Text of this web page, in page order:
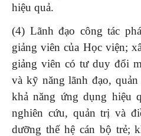
hiệu quả.
(4) Lãnh đạo công tác
giảng viên của Học viện;
giảng viên có tư duy đổi
và kỹ năng lãnh đạo,
khả năng ứng dụng hiệu
nghiên cứu, quản trị và
dưỡng thế hệ cán bộ trẻ;